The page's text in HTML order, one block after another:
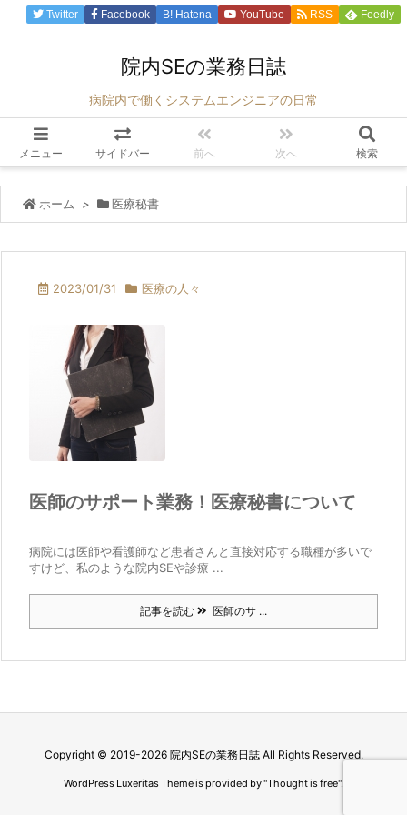
院内SEの業務日誌
病院内で働くシステムエンジニアの日常
メニュー サイドバー 前へ 次へ 検索
Twitter Facebook B! Hatena YouTube RSS Feedly
ホーム > 医療秘書
2023/01/31 医療の人々
医師のサポート業務！医療秘書について
病院には医師や看護師など患者さんと直接対応する職種が多いで
すけど、私のような院内SEや診療 ...
記事を読む 医師のサ ...
Copyright © 2019-2026 院内SEの業務日誌All Rights Reserved.
WordPress Luxeritas Theme is provided by "Thought is free".